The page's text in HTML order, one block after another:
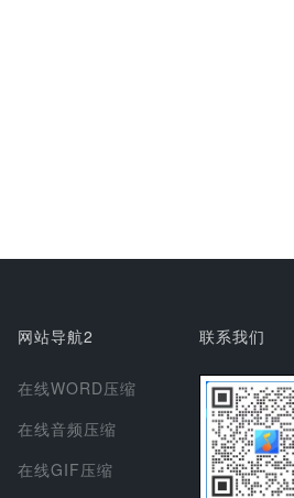
网站导航2
在线WORD压缩
在线音频压缩
在线GIF压缩
联系我们